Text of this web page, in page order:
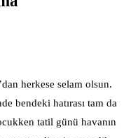
herkese selam olsun.
bendeki hatırası tam da
tatil günü havanın